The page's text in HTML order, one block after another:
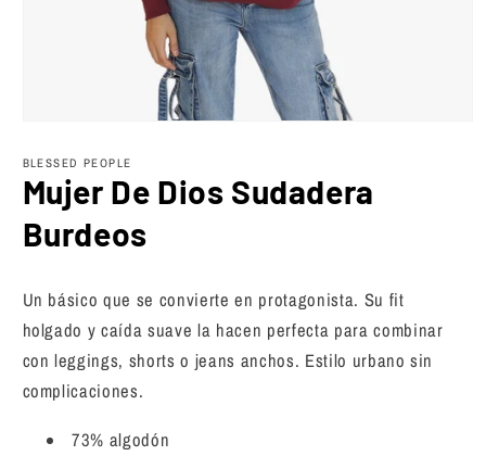
multimedia
en
una
ventana
modal
BLESSED PEOPLE
Mujer De Dios Sudadera
Burdeos
Un básico que se convierte en protagonista. Su fit
holgado y caída suave la hacen perfecta para combinar
con leggings, shorts o jeans anchos. Estilo urbano sin
complicaciones.
73% algodón